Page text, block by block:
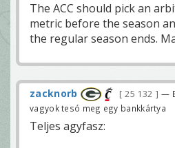
The ACC should pick an
metric before the season
the regular season ends.
zacknorb 25 132
—
vagyok tesó meg egy bankkártya
Teljes agyfasz: